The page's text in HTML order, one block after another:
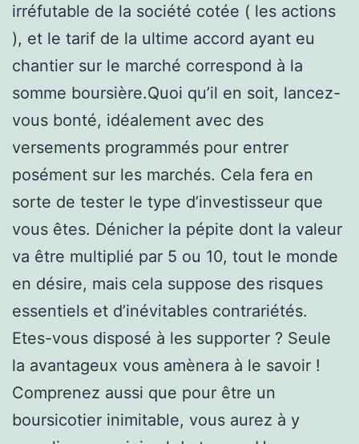
irréfutable de la société cotée ( les actions
), et le tarif de la ultime accord ayant eu
chantier sur le marché correspond à la
somme boursière.Quoi qu’il en soit, lancez-
vous bonté, idéalement avec des
versements programmés pour entrer
posément sur les marchés. Cela fera en
sorte de tester le type d’investisseur que
vous êtes. Dénicher la pépite dont la valeur
va être multiplié par 5 ou 10, tout le monde
en désire, mais cela suppose des risques
essentiels et d’inévitables contrariétés.
Etes-vous disposé à les supporter ? Seule
la avantageux vous amènera à le savoir !
Comprenez aussi que pour être un
boursicotier inimitable, vous aurez à y